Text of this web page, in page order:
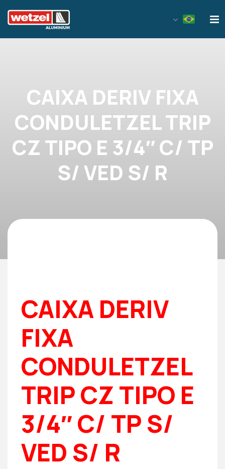
CAIXA DERIV FIXA
CONDULETZEL TRIP
CZ TIPO E 3/4″ C/ TP
S/ VED S/ R
CAIXA DERIV
FIXA
CONDULETZEL
TRIP CZ TIPO E
3/4″ C/ TP S/
VED S/ R